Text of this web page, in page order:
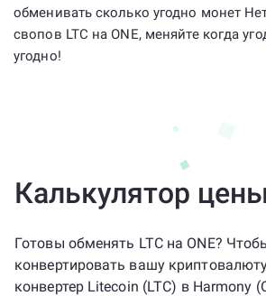
обменивать сколько угодно монет
свопов LTC на ONE, меняйте когда
угодно!
Калькулятор
Готовы обменять LTC на ONE?
конвертировать вашу
конвертер Litecoin (LTC) в Harmony